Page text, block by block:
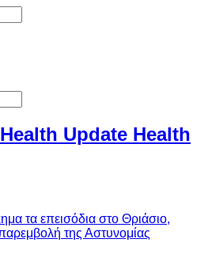
Health Update Health